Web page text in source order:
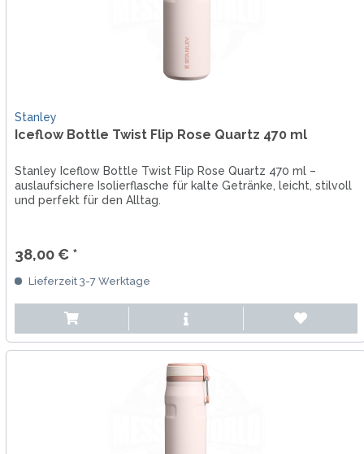
Stanley
Iceflow Bottle Twist Flip Rose Quartz 470 ml
Stanley Iceflow Bottle Twist Flip Rose Quartz 470 ml –
auslaufsichere Isolierflasche für kalte Getränke, leicht, stilvoll
und perfekt für den Alltag.
38,00 € *
Lieferzeit 3-7 Werktage